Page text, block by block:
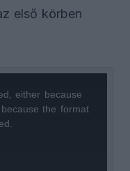
első körben
either because
the format